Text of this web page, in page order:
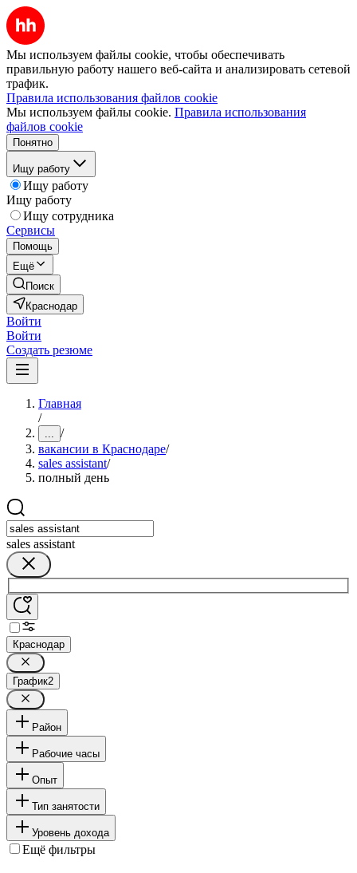
Мы используем файлы cookie, чтобы обеспечивать
правильную работу нашего веб-сайта и анализировать сетевой
трафик.
Правила использования файлов cookie
Мы используем файлы cookie. Правила использования
файлов cookie
Понятно
Ищу работу
Ищу работу
Ищу работу
Ищу сотрудника
Сервисы
Помощь
Ещё
Поиск
Краснодар
Войти
Войти
Создать резюме
Главная
/
... /
вакансии в Краснодаре/
sales assistant/
полный день
sales assistant
Краснодар
График2
Район
Рабочие часы
Опыт
Тип занятости
Уровень дохода
Ещё фильтры